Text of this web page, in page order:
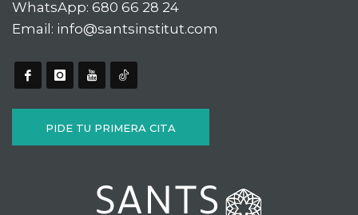
WhatsApp: 680 66 28 24
Email: info@santsinstitut.com
PIDE TU PRIMERA CITA